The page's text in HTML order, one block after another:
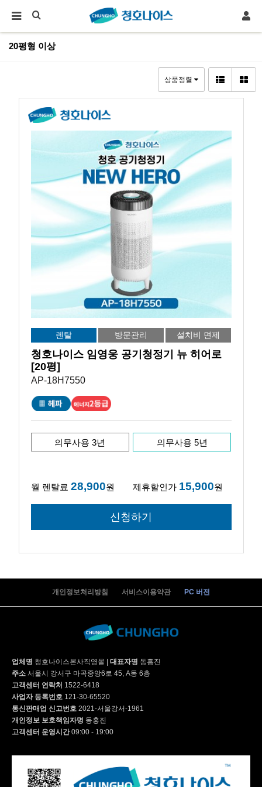
20평형 이상
상품정렬
렌탈 방문관리 설치비 면제
청호나이스 임영웅 공기청정기 뉴 히어로
[20평]
AP-18H7550
의무사용 3년 의무사용 5년
월 렌탈료 28,900원 제휴할인가 15,900원
개인정보처리방침 서비스이용약관 PC 버전
업체명 청호나이스본사직영몰 대표자명 동홍진
주소 서울시 강서구 마곡중앙6로 45, A동 6층
고객센터 연락처 1522-6418
사업자 등록번호 121-30-65520
통신판매업 신고번호 2021-서울강서-1961
개인정보 보호책임자명 동홍진
고객센터 운영시간09:00 - 19:00